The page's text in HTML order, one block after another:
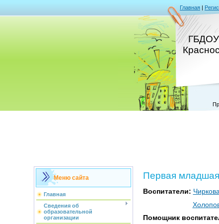
Главная |
ГБДОУ
Меню сайта
Главная
Сведения об
образовательной
организации
Первая
Воспитатели:
Помощник